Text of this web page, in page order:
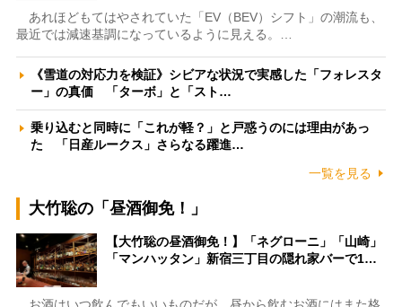
あれほどもてはやされていた「EV（BEV）シフト」の潮流も、
最近では減速基調になっているように見える。…
《雪道の対応力を検証》シビアな状況で実感した「フォレスタ
ー」の真価 「ターボ」と「スト…
乗り込むと同時に「これが軽？」と戸惑うのには理由があっ
た 「日産ルークス」さらなる躍進…
一覧を見る
大竹聡の「昼酒御免！」
【大竹聡の昼酒御免！】「ネグローニ」「山崎」
「マンハッタン」新宿三丁目の隠れ家バーで1…